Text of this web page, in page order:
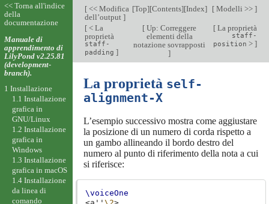
[<< Modifica
dell’output ]
[Top][Contents][Index] [Modelli >> ]
[< La
proprietà
staff-
padding ]
[ Up: Correggere
elementi della
notazione sovrapposti
]
[La proprietà
staff-
position > ]
La proprietà self-
alignment-X
L’esempio successivo mostra come aggiustare
la posizione di un numero di corda rispetto a
un gambo allineando il bordo destro del
numero al punto di riferimento della nota a cui
si riferisce:
\voiceOne
<< Torna all'indice
della
documentazione
Manuale di
apprendimento di
LilyPond v2.25.81
(development-
branch).
1 Installazione
1.1 Installazione
grafica in
GNU/Linux
1.2 Installazione
grafica in
Windows
1.3 Installazione
grafica in macOS
1.4 Installazione
da linea di
comando